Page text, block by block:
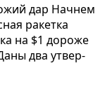
дар Начнем
ракетка
на $1 дороже
два утвер­